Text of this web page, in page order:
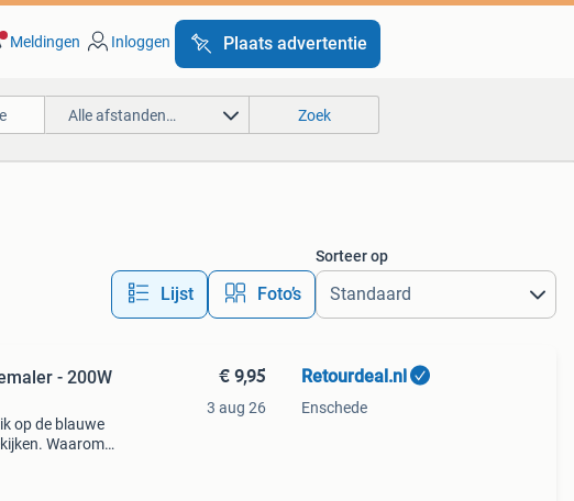
Meldingen Inloggen Plaats advertentie
Alle afstanden… Zoek
Lijst Foto’s
Sorteer op
- 200W
op de blauwe
Waarom
€ 9,95
3 aug 26
Retourdeal.nl
Enschede